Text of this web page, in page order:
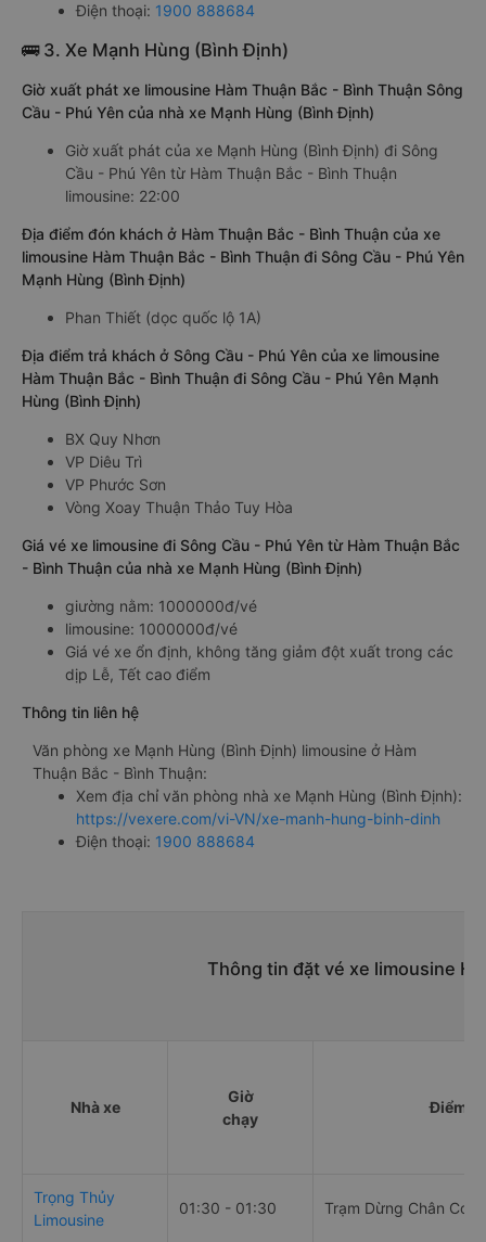
Điện thoại: 1900 888684
🚌 3. Xe Mạnh Hùng (Bình Định)
Giờ xuất phát xe limousine Hàm Thuận Bắc - Bình Thuận Sông
Cầu - Phú Yên của nhà xe Mạnh Hùng (Bình Định)
Giờ xuất phát của xe Mạnh Hùng (Bình Định) đi Sông
Cầu - Phú Yên từ Hàm Thuận Bắc - Bình Thuận
limousine: 22:00
Địa điểm đón khách ở Hàm Thuận Bắc - Bình Thuận của xe
limousine Hàm Thuận Bắc - Bình Thuận đi Sông Cầu - Phú Yên
Mạnh Hùng (Bình Định)
Phan Thiết (dọc quốc lộ 1A)
Địa điểm trả khách ở Sông Cầu - Phú Yên của xe limousine
Hàm Thuận Bắc - Bình Thuận đi Sông Cầu - Phú Yên Mạnh
Hùng (Bình Định)
BX Quy Nhơn
VP Diêu Trì
VP Phước Sơn
Vòng Xoay Thuận Thảo Tuy Hòa
Giá vé xe limousine đi Sông Cầu - Phú Yên từ Hàm Thuận Bắc
- Bình Thuận của nhà xe Mạnh Hùng (Bình Định)
giường nằm: 1000000đ/vé
limousine: 1000000đ/vé
Giá vé xe ổn định, không tăng giảm đột xuất trong các
dịp Lễ, Tết cao điểm
Thông tin liên hệ
Văn phòng xe Mạnh Hùng (Bình Định) limousine ở Hàm
Thuận Bắc - Bình Thuận:
Xem địa chỉ văn phòng nhà xe Mạnh Hùng (Bình Định):
https://vexere.com/vi-VN/xe-manh-hung-binh-dinh
Điện thoại: 1900 888684
Thông tin đặt vé xe limousine
Nhà xe
Giờ
chạy
Điểm đi
Trọng Thủy
Limousine
01:30 - 01:30 Trạm Dừng Chân